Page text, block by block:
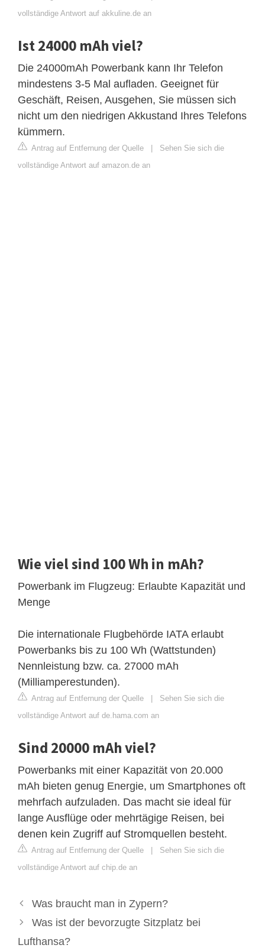
vollständige Antwort auf akkuline.de an
Ist 24000 mAh viel?
Die 24000mAh Powerbank kann Ihr Telefon
mindestens 3-5 Mal aufladen. Geeignet für
Geschäft, Reisen, Ausgehen, Sie müssen sich
nicht um den niedrigen Akkustand Ihres Telefons
kümmern.
Antrag auf Entfernung der Quelle | Sehen Sie sich die
vollständige Antwort auf amazon.de an
Wie viel sind 100 Wh in mAh?
Powerbank im Flugzeug: Erlaubte Kapazität und
Menge
Die internationale Flugbehörde IATA erlaubt
Powerbanks bis zu 100 Wh (Wattstunden)
Nennleistung bzw. ca. 27000 mAh
(Milliamperestunden).
Antrag auf Entfernung der Quelle | Sehen Sie sich die
vollständige Antwort auf de.hama.com an
Sind 20000 mAh viel?
Powerbanks mit einer Kapazität von 20.000
mAh bieten genug Energie, um Smartphones oft
mehrfach aufzuladen. Das macht sie ideal für
lange Ausflüge oder mehrtägige Reisen, bei
denen kein Zugriff auf Stromquellen besteht.
Antrag auf Entfernung der Quelle | Sehen Sie sich die
vollständige Antwort auf chip.de an
Was braucht man in Zypern?
Was ist der bevorzugte Sitzplatz bei
Lufthansa?